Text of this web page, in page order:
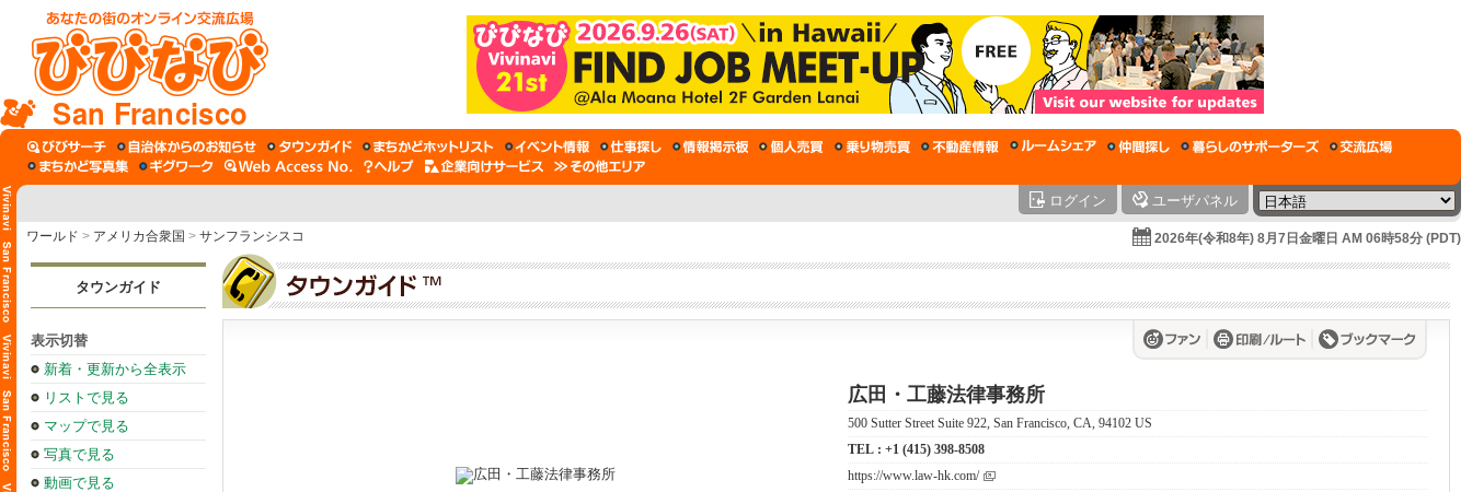
San Francisco
ログイン ユーザパネル
ワールド > アメリカ合衆国 > サンフランシスコ 2026年(令和8年) 8月7日金曜日 AM 06時58分 (PDT)
タウンガイド
表示切替
新着・更新から全表示
リストで見る
マップで見る
写真で見る
動画で見る
広田・工藤法律事務所
500 Sutter Street Suite 922, San Francisco, CA, 94102 US
TEL : +1 (415) 398-8508
https://www.law-hk.com/